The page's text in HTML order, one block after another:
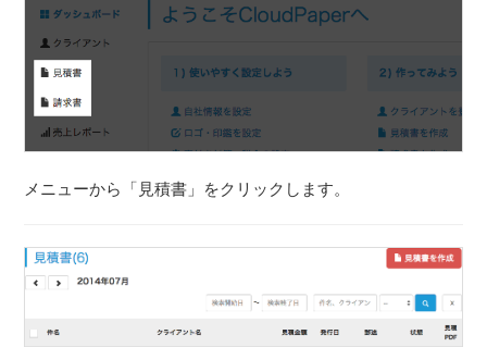
メニューから「見積書」をクリックします。